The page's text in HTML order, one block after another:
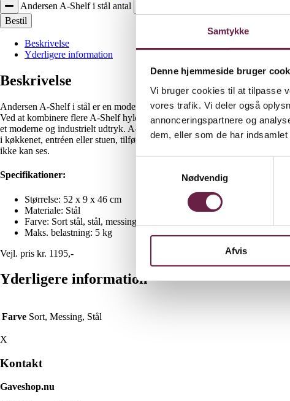
Samtykke
Denne hjemmeside bruger
Vi bruger cookies til at tilpasse
vores trafik. Vi deler også
annonceringspartnere og
dem, eller som de har
Nødvendig
Afvis
Andersen A-Shelf i stål antal
Bestil
Beskrivelse
Yderligere information
Beskrivelse
Andersen A-Shelf i stål er en moderne nyfortolkning af den velkendte,
Ved at kombinere flere A-Shelf hylder skabes en personlig og unik væg
et moderne og industrielt udtryk. A-Shelf hylden i stål er
i køkkenet, entréen eller stuen, tilfører den et æstetisk og enkelt præg til
ikke kan ses.
Specifikationer:
Størrelse: 52 x 9 x 46 cm
Materiale: Stål
Farve: Sort stål, stål, messing
Maks. belastning: 5 kg
Vejl. pris kr. 1195,-
Yderligere information
Farve Sort, Messing, Stål
X
Kontakt
Gaveshop.nu